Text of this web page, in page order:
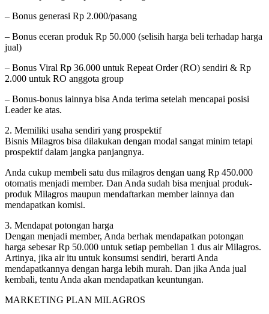
– Bonus generasi Rp 2.000/pasang
– Bonus eceran produk Rp 50.000 (selisih harga beli terhadap harga
jual)
– Bonus Viral Rp 36.000 untuk Repeat Order (RO) sendiri & Rp
2.000 untuk RO anggota group
– Bonus-bonus lainnya bisa Anda terima setelah mencapai posisi
Leader ke atas.
2. Memiliki usaha sendiri yang prospektif
Bisnis Milagros bisa dilakukan dengan modal sangat minim tetapi
prospektif dalam jangka panjangnya.
Anda cukup membeli satu dus milagros dengan uang Rp 450.000
otomatis menjadi member. Dan Anda sudah bisa menjual produk-
produk Milagros maupun mendaftarkan member lainnya dan
mendapatkan komisi.
3. Mendapat potongan harga
Dengan menjadi member, Anda berhak mendapatkan potongan
harga sebesar Rp 50.000 untuk setiap pembelian 1 dus air Milagros.
Artinya, jika air itu untuk konsumsi sendiri, berarti Anda
mendapatkannya dengan harga lebih murah. Dan jika Anda jual
kembali, tentu Anda akan mendapatkan keuntungan.
MARKETING PLAN MILAGROS